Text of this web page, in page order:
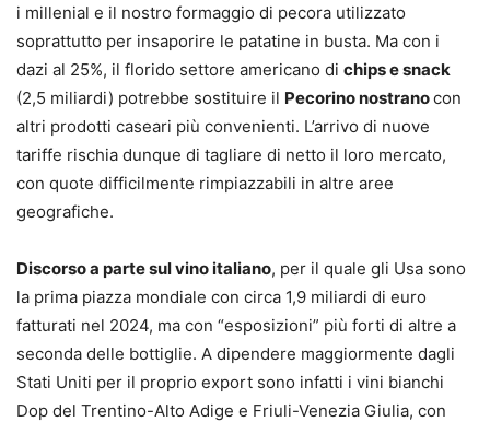
i millenial e il nostro formaggio di pecora utilizzato
soprattutto per insaporire le patatine in busta. Ma con i
dazi al 25%, il florido settore americano di chips e snack
(2,5 miliardi) potrebbe sostituire il Pecorino nostranocon
altri prodotti caseari più convenienti. L’arrivo di nuove
tariffe rischia dunque di tagliare di netto il loro mercato,
con quote difficilmente rimpiazzabili in altre aree
geografiche.
Discorso a parte sul vino italiano, per il quale gli Usa sono
la prima piazza mondiale con circa 1,9 miliardi di euro
fatturati nel 2024, ma con “esposizioni” più forti di altre a
seconda delle bottiglie. A dipendere maggiormente dagli
Stati Uniti per il proprio export sono infatti i vini bianchi
Dop del Trentino-Alto Adige e Friuli-Venezia Giulia, con